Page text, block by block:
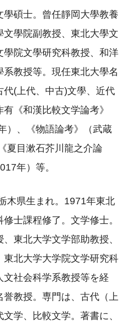
學碩士。曾任靜岡大學教養
學院副教授、東北大學文
學院文學研究科教授、和洋
教授等。現任東北大學名
代(上代、中古)文學、近代
《和漢比較文学論考》
）、《物語論考》（武蔵
夏目漱石芥川龍之介論
年）等。
木県生まれ。 1971年東北
士課程修了。文学修士。
東北大学文学部助教授、
東北大学大学院文学研究科
社会科学系教授等を経
教授。専門は、古代（上
学、比較文学。著書に、